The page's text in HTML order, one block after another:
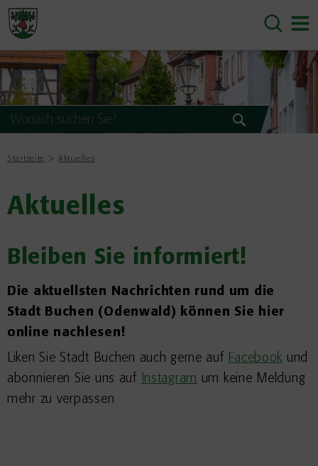
Startseite Aktuelles
Aktuelles
Bleiben Sie informiert!
Die aktuellsten Nachrichten rund um die
Stadt Buchen (Odenwald) können Sie hier
online nachlesen!
Liken Sie Stadt Buchen auch gerne auf Facebook und
abonnieren Sie uns auf
Instagram um keine Meldung
mehr zu verpassen